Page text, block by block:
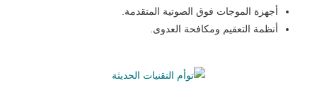
أجهزة الموجات فوق الصوتية المتقدمة.
أنظمة التعقيم ومكافحة العدوى.